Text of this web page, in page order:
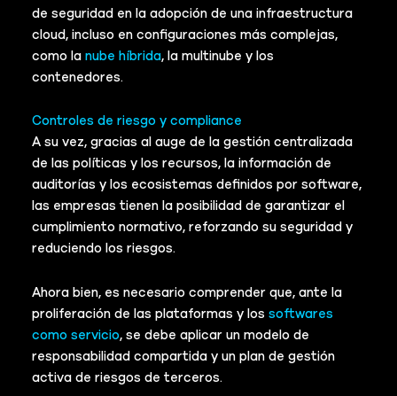
de seguridad en la adopción de una infraestructura
cloud, incluso en configuraciones más complejas,
como lanube híbrida, la multinube y los
contenedores.
Controles de riesgo y compliance
A su vez, gracias al auge de la gestión centralizada
de las políticas y los recursos, la información de
auditorías y los ecosistemas definidos por software,
las empresas tienen la posibilidad de garantizar el
cumplimiento normativo, reforzando su seguridad y
reduciendo los riesgos.
Ahora bien, es necesario comprender que, ante la
proliferación de las plataformas y los softwares
como servicio, se debe aplicar un modelo de
responsabilidad compartida y un plan de gestión
activa de riesgos de terceros.